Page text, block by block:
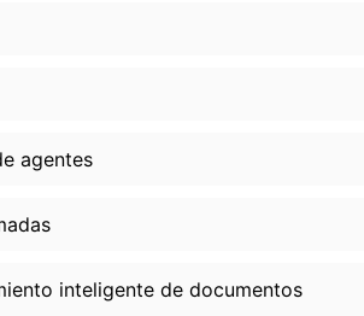
agentes
inteligente de documentos